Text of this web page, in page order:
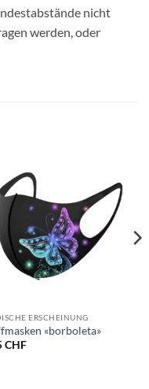
nicht
werden, oder
ERSCHEINUNG
«borboleta»
CHF